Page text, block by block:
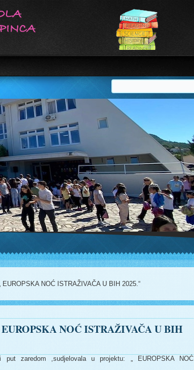
NOĆ ISTRAŽIVAČA U BIH 2025.“
NOĆ ISTRAŽIVAČA U BIH
zaredom ,sudjelovala u projektu: „ EUROPSKA NOĆ